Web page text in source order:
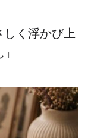
しく浮かび上